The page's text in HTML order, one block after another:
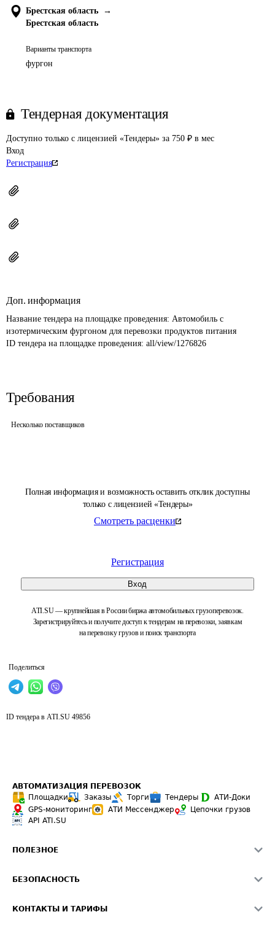
Полная информация и возможность оставить отклик доступны
только с лицензией «Тендеры»
Смотреть расценки
Регистрация
Вход
ATI.SU — крупнейшая в России биржа автомобильных грузоперевозок.
Зарегистрируйтесь и получите доступ к тендерам на перевозки, заявкам
на перевозку грузов и поиск транспорта
Поделиться
Брестская область
→
Брестская область
Варианты транспорта
фургон
Тендерная документация
Доступно только с лицензией «Тендеры» за 750 ₽ в мес
Вход
Регистрация
Доп. информация
Название тендера на площадке проведения: Автомобиль с
изотермическим фургоном для перевозки продуктов питания
ID тендера на площадке проведения: all/view/1276826
Требования
Несколько поставщиков
ID тендера в ATI.SU 49856
АВТОМАТИЗАЦИЯ ПЕРЕВОЗОК
Площадки
Заказы Торги Тендеры
АТИ-Доки
GPS-мониторинг
АТИ Мессенджер
Цепочки грузов
API ATI.SU
ПОЛЕЗНОЕ
Звезды ATI.SU на вашем сайте
БЕЗОПАСНОСТЬ
КОНТАКТЫ И ТАРИФЫ